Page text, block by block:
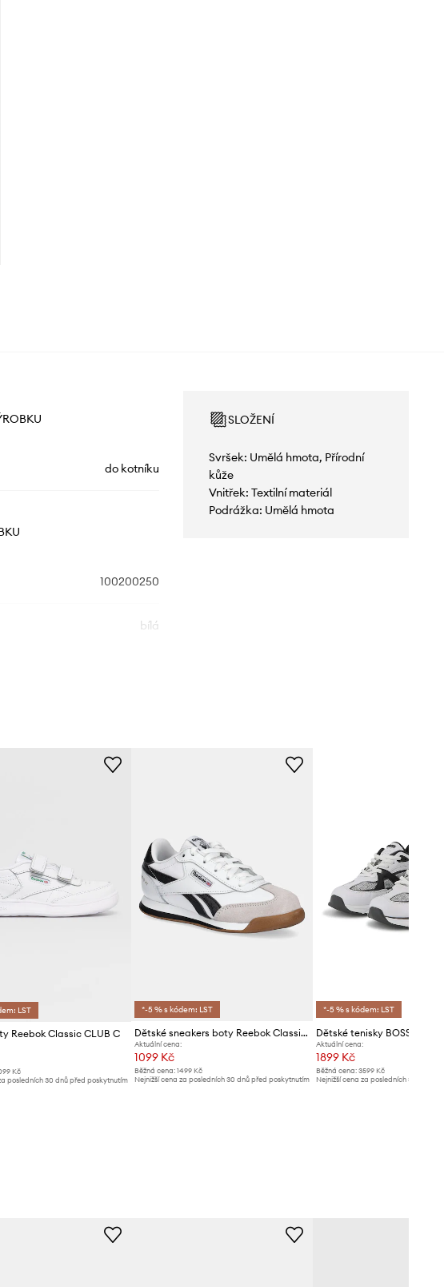
do kotníku
100200250
bílá
SLOŽENÍ
Svršek: Umělá hmota, Přírodní
kůže
Vnitřek: Textilní materiál
Podrážka: Umělá hmota
LST
Reebok Classic CLUB C
Kč
posledních 30 dnů před poskytnutím
*-5 % s kódem: LST
Dětské sneakers boty Reebok Classic CAMPIO XT
Aktuální cena:
1099 Kč
Běžná cena:1499 Kč
Nejnižší cena za posledních 30 dnů před poskytnutím
*-5 % s kódem: LST
Dětské tenisky BOSS
Aktuální cena:
1899 Kč
Běžná cena: 3599 Kč
Nejnižší cena za posledních 30 dnů